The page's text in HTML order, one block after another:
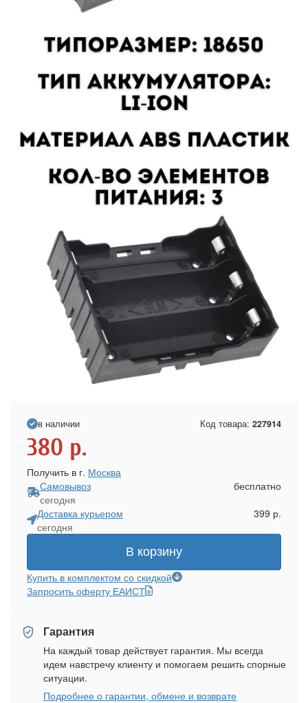
в наличии Код товара: 227914
380 р.
Получить в г. Москва
Самовывоз
сегодня
бесплатно
Доставка курьером
сегодня
399 р.
В корзину
Купить в комплектом со скидкой
Запросить оферту ЕАИСТ
Гарантия
На каждый товар действует гарантия. Мы всегда
идем навстречу клиенту и помогаем решить спорные
ситуации.
Подробнее о гарантии, обмене и возврате